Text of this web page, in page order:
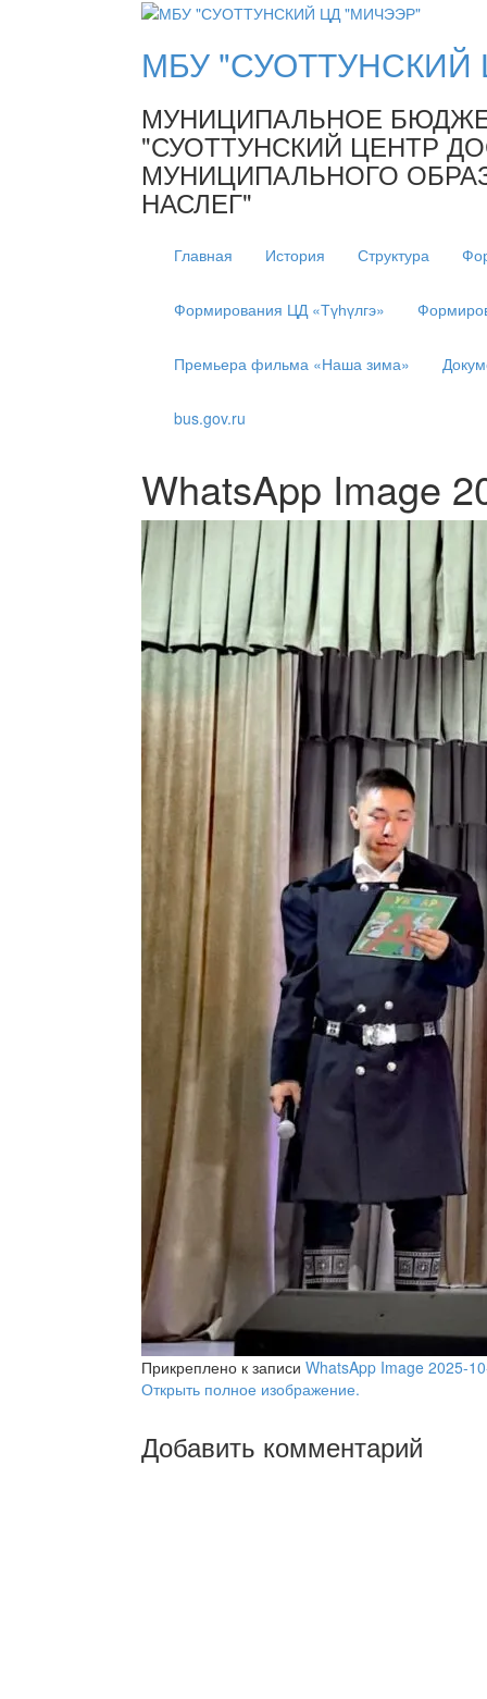
МБУ
МУНИЦИПАЛЬНОЕ
"СУОТТУНСКИЙ ЦЕНТР
МУНИЦИПАЛЬНОГО
НАСЛЕГ"
Главная История Структура
Формирования ЦД «Түһүлгэ»
Премьера фильма «Наша зима»
bus.gov.ru
WhatsApp Image
Прикреплено к записи WhatsApp Image 2025-
Открыть полное изображение.
Добавить комментарий